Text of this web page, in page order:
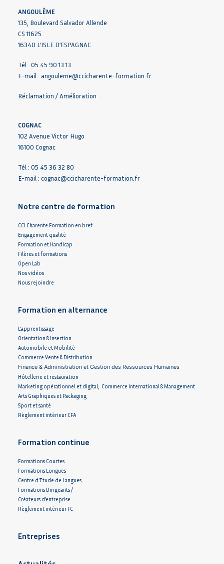
ANGOULÊME
135, Boulevard Salvador Allende
CS 11625
16340 L’ISLE D’ESPAGNAC
Tél : 05 45 90 13 13
E-mail : angouleme@ccicharente-formation.fr
Réclamation / Amélioration
COGNAC
102 Avenue Victor Hugo
16100 Cognac
Tél : 05 45 36 32 80
E-mail : cognac@ccicharente-formation.fr
Notre centre de formation
CCI Charente Formation en bref
Engagement qualité
Formation et Handicap
Filères et formations
Open Lab
Nos vidéos
Nous rejoindre
Formation en alternance
L’apprentissage
Orientation & Insertion
Automobile et Mobilité
Commerce Vente & Distribution
Finance & Administration et Gestion des Ressources Humaines
Hôtellerie et restauration
Marketing opérationnel et digital, Commerce international & Management
Arts Graphiques et Packaging
Sport et santé
Règlement intérieur CFA
Formation continue
Formations Courtes
Formations Longues
Centre d’Etude de Langues
Formations Dirigeants /
Créateurs d’entreprise
Règlement intérieur FC
Entreprises